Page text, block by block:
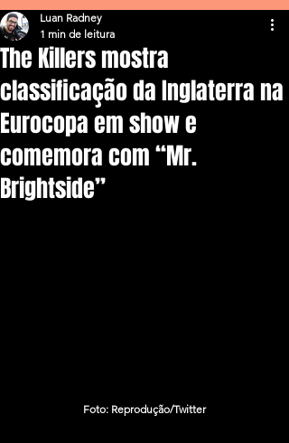
The Killers mostra
classificação da Inglaterra na
Eurocopa em show e
comemora com “Mr.
Brightside”
Luan Radney
1 min de leitura
Foto: Reprodução/Twitter